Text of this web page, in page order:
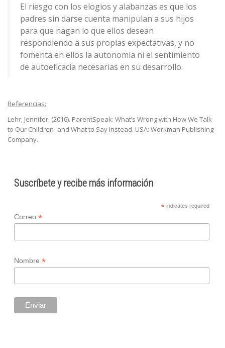
El riesgo con los elogios y alabanzas es que los
padres sin darse cuenta manipulan a sus hijos
para que hagan lo que ellos desean
respondiendo a sus propias expectativas, y no
fomenta en ellos la autonomía ni el sentimiento
de autoeficacia necesarias en su desarrollo.
Referencias:
Lehr, Jennifer. (2016). ParentSpeak: What’s Wrong with How We Talk
to Our Children–and What to Say Instead. USA: Workman Publishing
Company.
Suscríbete y recibe más información
*indicates required
Correo *
Nombre *